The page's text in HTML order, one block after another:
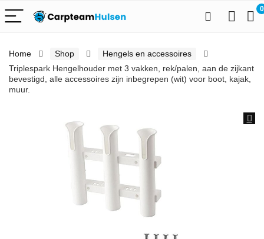
0
Home Shop
Hengels en accessoires
Triplespark Hengelhouder met 3 vakken, rek/palen, aan de zijkant
bevestigd, alle accessoires zijn inbegrepen (wit) voor boot, kajak,
muur.